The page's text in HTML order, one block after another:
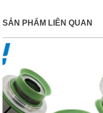
SẢN PHẨM LIÊN QUAN